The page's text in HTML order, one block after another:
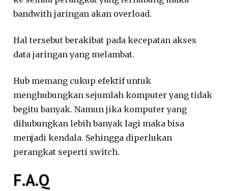
bandwith jaringan akan overload.
Hal tersebut berakibat pada kecepatan akses
data jaringan yang melambat.
Hub memang cukup efektif untuk
menghubungkan sejumlah komputer yang tidak
begitu banyak. Namun jika komputer yang
dihubungkan lebih banyak lagi maka bisa
menjadi kendala. Sehingga diperlukan
perangkat seperti switch.
F.A.Q